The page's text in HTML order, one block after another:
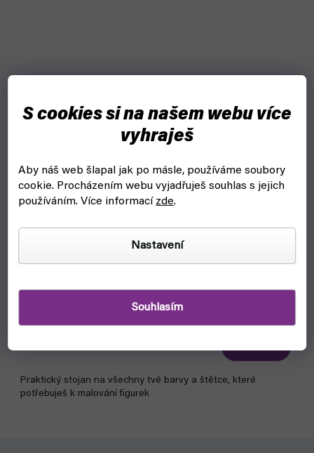
S cookies si na našem webu více
vyhraješ
Aby náš web šlapal jak po másle, používáme soubory
cookie. Procházením webu vyjadřuješ souhlas s jejich
používáním. Více informací zde.
Nastavení
Souhlasím
Detail
Praktický stojan na všechny tvé barvy a štětce, které
potřebuješ k malování figurek